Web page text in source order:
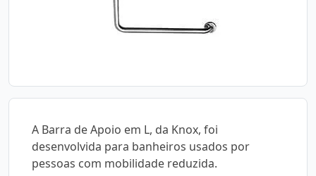
A Barra de Apoio em L, da Knox, foi
desenvolvida para banheiros usados por
pessoas com mobilidade reduzida.